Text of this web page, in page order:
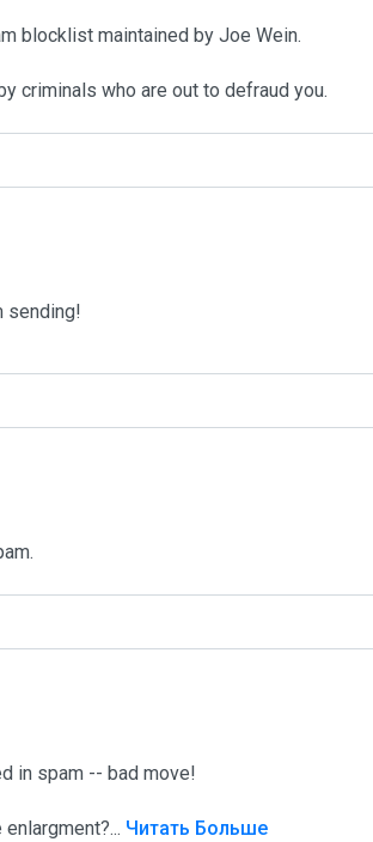
blocklist maintained by Joe Wein.
criminals who are out to defraud you.
sending!
in spam -- bad move!
enlargment?... Читать Больше